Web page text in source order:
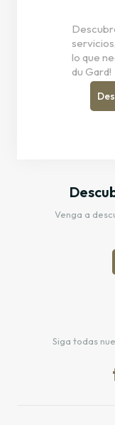
lo que
du Gard!
Venga a
Siga todas